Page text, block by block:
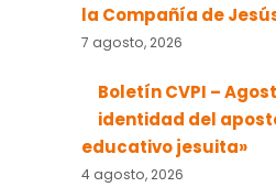
la Compañía de
7 agosto, 2026
Boletín CVPI –
identidad del
educativo jesuita»
4 agosto, 2026